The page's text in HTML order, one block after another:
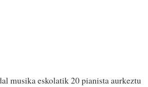
musika eskolatik 20 pianista aurkeztu